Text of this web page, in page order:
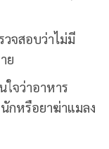
จสอบว่าไม่มี
ย
จว่าอาหาร
กหรือยาฆ่าแมลง